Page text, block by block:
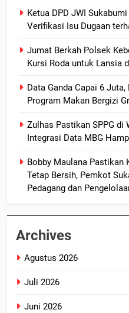
Ketua DPD JWI
Verifikasi Isu Dugaan
Jumat Berkah Polsek
Kursi Roda untuk Lansia
Data Ganda Capai 6
Program Makan Bergizi
Zulhas Pastikan SPPG di
Integrasi Data MBG
Bobby Maulana Pastikan
Tetap Bersih, Pemkot
Pedagang dan
Archives
Agustus 2026
Juli 2026
Juni 2026